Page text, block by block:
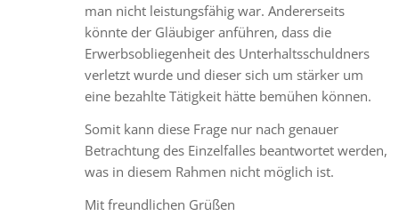
man nicht leistungsfähig war. Andererseits
könnte der Gläubiger anführen, dass die
Erwerbsobliegenheit des Unterhaltsschuldners
verletzt wurde und dieser sich um stärker um
eine bezahlte Tätigkeit hätte bemühen können.
Somit kann diese Frage nur nach genauer
Betrachtung des Einzelfalles beantwortet werden,
was in diesem Rahmen nicht möglich ist.
Mit freundlichen Grüßen